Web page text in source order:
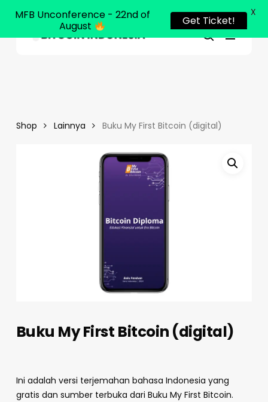
search
Menu
Shop Lainnya Buku My First Bitcoin (digital)
Buku My First Bitcoin (digital)
Ini adalah versi terjemahan bahasa Indonesia yang
gratis dan sumber terbuka dari Buku My First Bitcoin.
Close
MFB Unconference - 22nd of
August
Get Ticket!
X